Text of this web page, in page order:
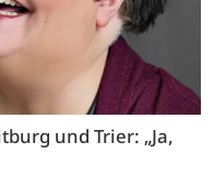
und Trier: „Ja,